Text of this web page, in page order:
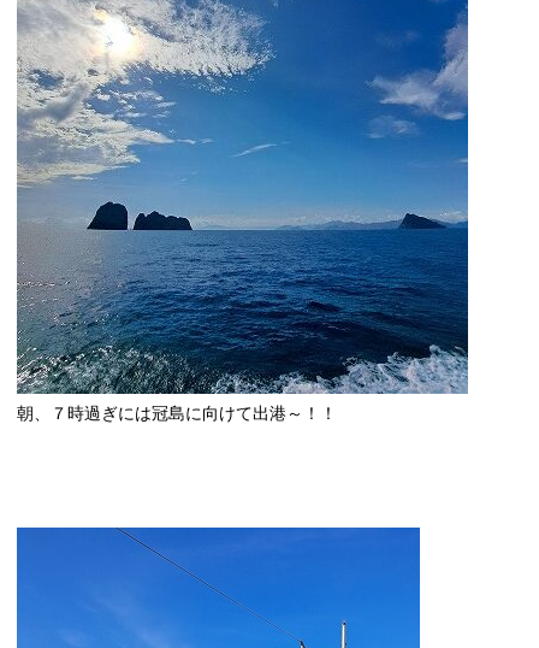
朝、７時過ぎには冠島に向けて出港～！！